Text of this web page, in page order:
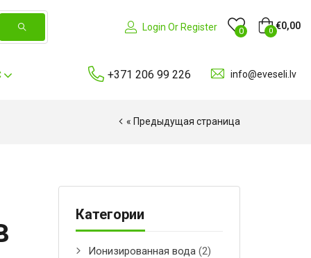
Login Or Register 0 0 €0,00
+371 206 99 226 info@eveseli.lv
« Предыдущая страница
Категории
Ионизированная вода(2)